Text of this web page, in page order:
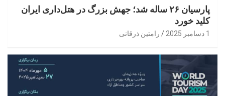
پارسیان ۲۶ ساله شد؛ جهش بزرگ در هتل‌داری ایران
کلید خورد
1 دسامبر 2025 رامتین ذرقانی